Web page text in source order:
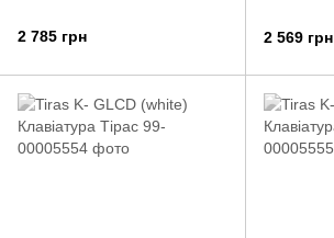
2 785 грн 2 569 грн